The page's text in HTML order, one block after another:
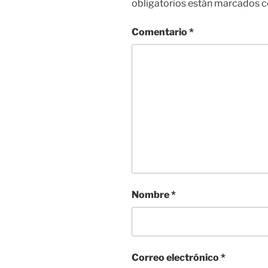
obligatorios están marcados
Comentario*
Nombre*
Correo electrónico*